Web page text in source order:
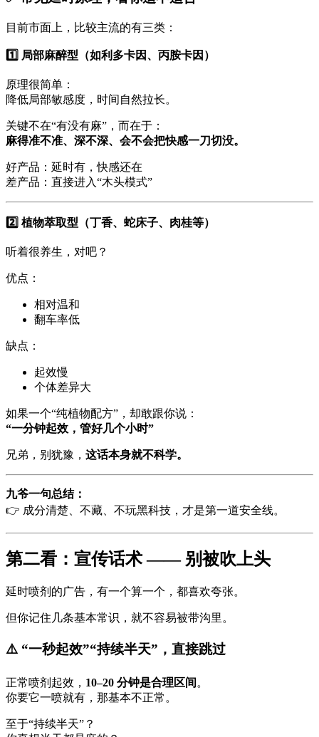
目前市面上，比较主流的有三类：
1️⃣ 局部麻醉型（如利多卡因、丙胺卡因）
原理很简单：
降低局部敏感度，时间自然拉长。
关键不在“有没有麻”，而在于：
麻得准不准、深不深、会不会把快感一刀切没。
好产品：延时有，快感还在
差产品：直接进入“木头模式”
2️⃣ 植物萃取型（丁香、蛇床子、肉桂等）
听着很养生，对吧？
优点：
相对温和
翻车率低
缺点：
起效慢
个体差异大
如果一个“纯植物配方”，却敢跟你说：
“一分钟起效，管好几个小时”
兄弟，别犹豫， 这话本身就不科学。
九爷一句总结：
👉 成分清楚、不藏、不玩黑科技，才是第一道安全线。
第二看：宣传话术 —— 别被吹上头
延时喷剂的广告，有一个算一个，都喜欢夸张。
但你记住几条基本常识，就不容易被带沟里。
⚠️ “一秒起效”“持续半天”，直接跳过
正常喷剂起效， 10–20 分钟是合理区间 。
你要它一喷就有，那基本不正常。
至于“持续半天”？